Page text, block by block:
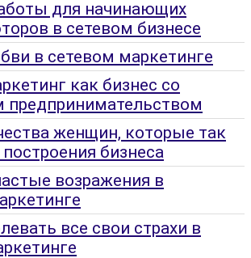
для начинающих
в сетевом бизнесе
в сетевом маркетинге
как бизнес со
женщин, которые так
бизнеса
возражения в
все свои страхи в